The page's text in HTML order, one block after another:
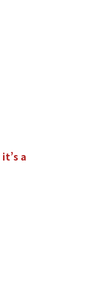
it’s a